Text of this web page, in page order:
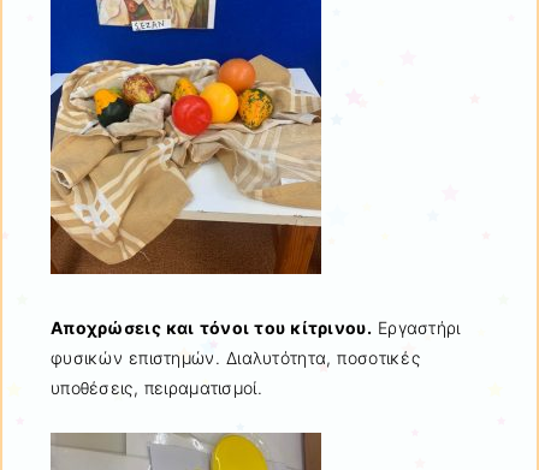
Αποχρώσεις και τόνοι του κίτρινου.Εργαστήρι
φυσικών επιστημών. Διαλυτότητα, ποσοτικές
υποθέσεις, πειραματισμοί.